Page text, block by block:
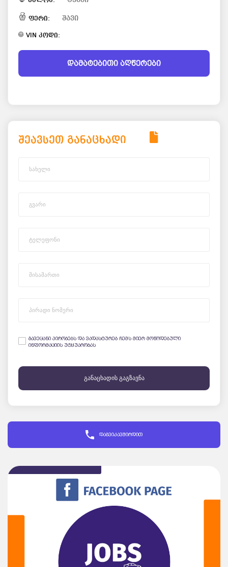
ფერი: შავი
VIN კოდი:
დამატებითი აღწერები
შეავსეთ განაცხადი
გავეცანი პირობებს და ვადასტურებ ჩემს მიერ მოწოდებული
ინფორმაციის უტყუარობას
განაცხადის გაგზავნა
დაგვიკავშირდით